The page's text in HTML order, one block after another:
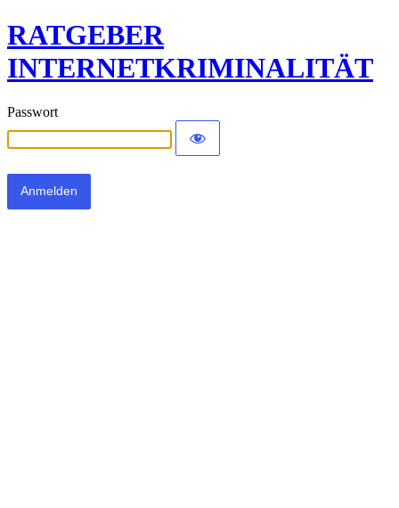
RATGEBER
INTERNETKRIMINALITÄT
Passwort